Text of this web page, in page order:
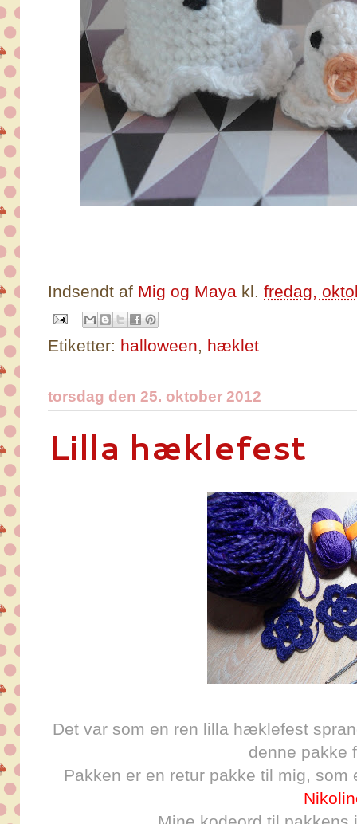
Indsendt af Mig og Maya kl. fredag,
Etiketter: halloween, hæklet
torsdag den 25. oktober 2012
Lilla hæklefest
Det var som en ren lilla hæklefest
denne pakke
Pakken er en retur pakke til mig,